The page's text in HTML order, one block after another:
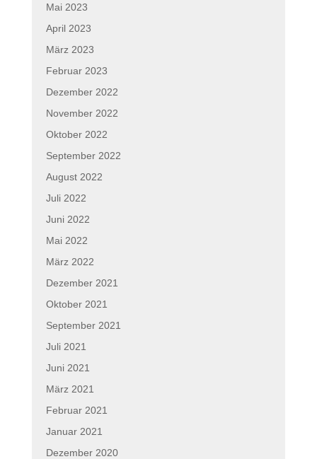
Mai 2023
April 2023
März 2023
Februar 2023
Dezember 2022
November 2022
Oktober 2022
September 2022
August 2022
Juli 2022
Juni 2022
Mai 2022
März 2022
Dezember 2021
Oktober 2021
September 2021
Juli 2021
Juni 2021
März 2021
Februar 2021
Januar 2021
Dezember 2020